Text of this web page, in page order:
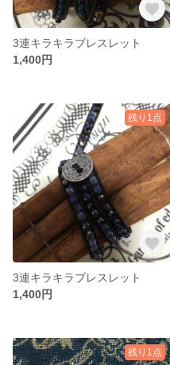
3連キラキラブレスレット
1,400円
残り1点
3連キラキラブレスレット
1,400円
残り1点